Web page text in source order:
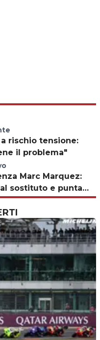
rischio tensione:
il problema"
Marc Marquez:
sostituto e punta